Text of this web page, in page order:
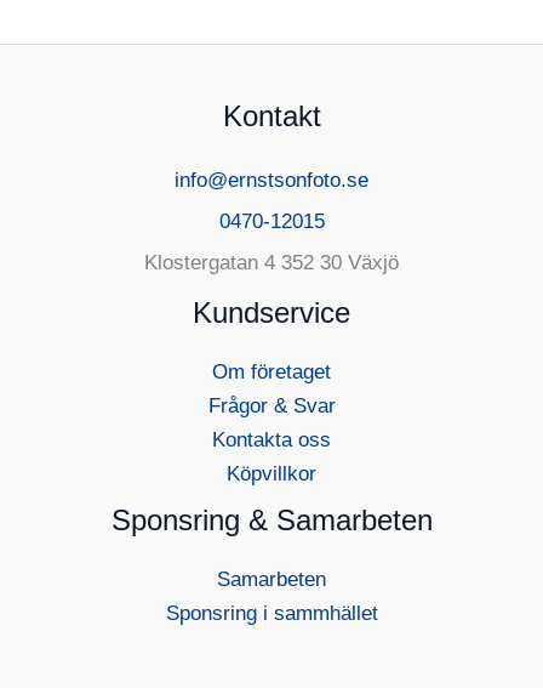
Kontakt
info@ernstsonfoto.se
0470-12015
Klostergatan 4 352 30 Växjö
Kundservice
Om företaget
Frågor & Svar
Kontakta oss
Köpvillkor
Sponsring & Samarbeten
Samarbeten
Sponsring i sammhället